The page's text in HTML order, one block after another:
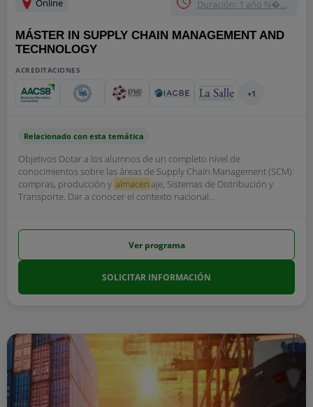
Online Duración: 1 año N�...
MÁSTER IN SUPPLY CHAIN MANAGEMENT AND
TECHNOLOGY
ACREDITACIONES
+1
Relacionado con esta temática
Objetivos Dotar a los alumnos de un completo nivel de
conocimientos sobre las áreas de Supply Chain Management (SCM):
compras, producción y almacenaje, Sistemas de Distribución y
Transporte. Dar a conocer el contexto nacional...
Ver programa
SOLICITAR INFORMACIÓN